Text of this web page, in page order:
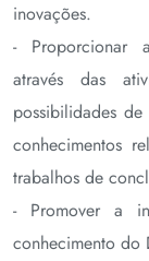
inovações.
- Proporcionar
através das
possibilidades
conhecimentos
trabalhos de
- Promover a
conhecimento do